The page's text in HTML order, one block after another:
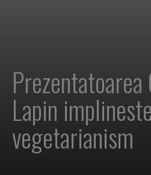
Lapin
vegetarianism